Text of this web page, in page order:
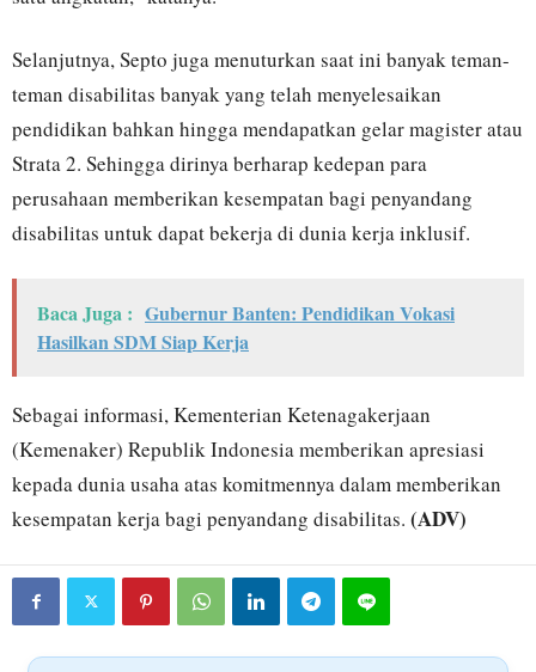
Selanjutnya, Septo juga menuturkan saat ini banyak teman-
teman disabilitas banyak yang telah menyelesaikan
pendidikan bahkan hingga mendapatkan gelar magister atau
Strata 2. Sehingga dirinya berharap kedepan para
perusahaan memberikan kesempatan bagi penyandang
disabilitas untuk dapat bekerja di dunia kerja inklusif.
Baca Juga : Gubernur Banten: Pendidikan Vokasi
Hasilkan SDM Siap Kerja
Sebagai informasi, Kementerian Ketenagakerjaan
(Kemenaker) Republik Indonesia memberikan apresiasi
kepada dunia usaha atas komitmennya dalam memberikan
kesempatan kerja bagi penyandang disabilitas. (ADV)